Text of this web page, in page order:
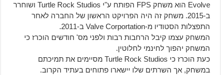
Evolve הוא משחק FPS הפותח ע"י Turtle Rock Studios ושוחרר
ב-2015. משחק זה היה הפרויקט הראשון של החברה לאחר
התפצלות הסטודיו מ-Valve Corportation ב-2011.
המשחק עצמו קיבל הרחבות רבות ולפני מס' חודשים הוכרז כי
המשחק יהפוך לחינמי לחלוטין.
כעת הוכרז כי Turtle Rock Studios מסיימים את תמיכתם
במשחק, אך השרתים שלו יישארו פתוחים בעתיד הקרוב.